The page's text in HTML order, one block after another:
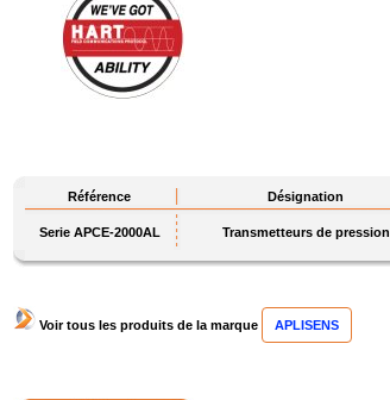
Référence Désignation
Serie APCE-2000AL Transmetteurs de pression
Voir tous les produits de la marque APLISENS